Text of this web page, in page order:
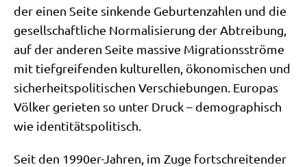
der einen Sei­te sin­ken­de Gebur­ten­zah­len und die
gesell­schaft­li­che Nor­ma­li­sie­rung der Abtrei­bung,
auf der ande­ren Sei­te mas­si­ve Migra­ti­ons­strö­me
mit tief­grei­fen­den kul­tu­rel­len, öko­no­mi­schen und
sicher­heits­po­li­ti­schen Ver­schie­bun­gen. Euro­pas
Völ­ker gerie­ten so unter Druck – demo­gra­phisch
wie identitätspolitisch.
Seit den 1990er-Jah­ren, im Zuge fort­schrei­ten­der